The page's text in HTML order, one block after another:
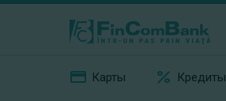
Карты Кредиты